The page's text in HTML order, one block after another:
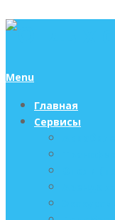
Menu
Главная
Сервисы